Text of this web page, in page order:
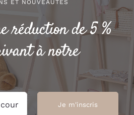
ET NOUVEAUTÉS
réduction de 5 %
à notre